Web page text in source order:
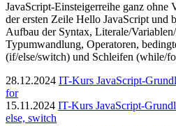
JavaScript-Einsteigerreihe ganz ohne
der ersten Zeile Hello JavaScript und
Aufbau der Syntax, Literale/
Typumwandlung, Operatoren,
(if/else/switch) und Schleifen (while/
28.12.2024 IT-Kurs JavaScript-
for
15.11.2024 IT-Kurs JavaScript-
else, switch